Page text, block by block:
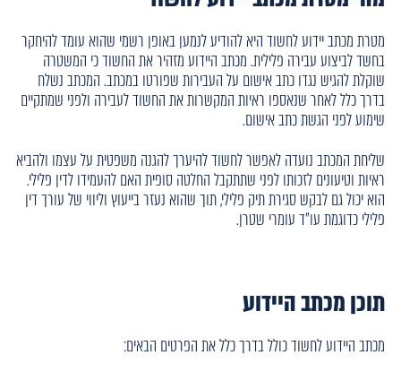
מטרת מכתב יידוע לחשוד היא להודיע לנמען באופן רשמי שהוא עומד להיחקר
בחשד לביצוע עבירה פלילית. מכתב היידוע מזהיר את החשוד כי המשטרה
שוקלת להגיש נגדו כתב אישום על העבירות שפורטו במכתב. המכתב נשלח
בדרך כלל לאחר שנאספו ראיות המקשרות את החשוד לעבירה ולפני שמתקיים
שימוע לפני הגשת כתב אישום.
שליחת המכתב נועדה לאפשר לחשוד להיערך להגנה משפטית על עצמו ולהביא
ראיות וטיעונים לזכותו לפני שתתקבל החלטה סופית האם להעמידו לדין פלילי.
הוא יכול גם לבקש סגירת תיק פלילי, תוך שהוא נעזר בייעוץ וליווי של עורך דין
פלילי כדוגמת עו"ד עומרי שטרן.
תוכן מכתב היידוע
מכתב היידוע לחשוד כולל בדרך כלל את הפרטים הבאים: